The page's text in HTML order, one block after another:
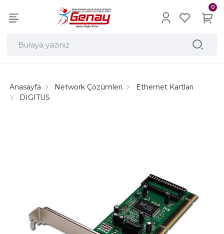
0
Anasayfa Network Çözümleri
Ethernet Kartları
DIGITUS